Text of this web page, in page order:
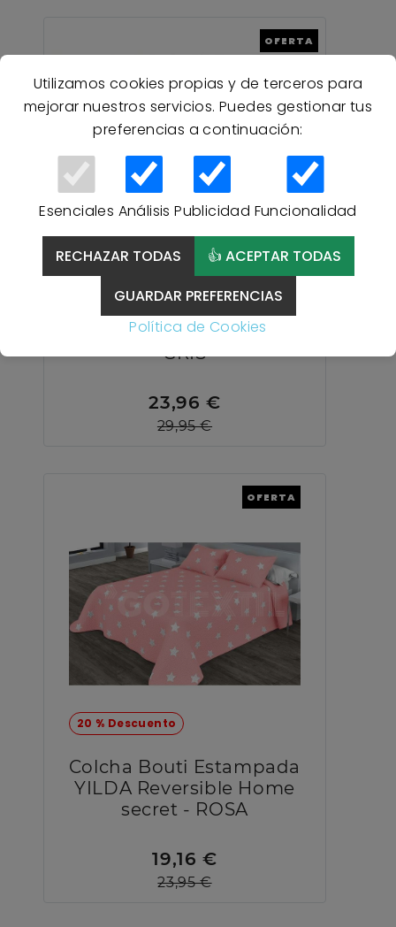
Utilizamos cookies propias y de terceros para
mejorar nuestros servicios. Puedes gestionar tus
preferencias a continuación:
Esenciales Análisis Publicidad Funcionalidad
RECHAZAR TODAS
👍 ACEPTAR TODAS
GUARDAR PREFERENCIAS
Política de Cookies
OFERTA
VENEZUELA Home Secret -
GRIS
23,96 €
29,95 €
20 % Descuento
OFERTA
Colcha Bouti Estampada
YILDA Reversible Home
secret - ROSA
19,16 €
23,95 €